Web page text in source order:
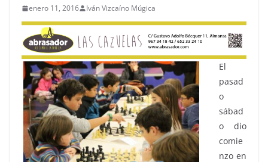
enero 11, 2016 Iván Vizcaíno Múgica
El
pasad
o
sábad
o dio
comie
nzo en